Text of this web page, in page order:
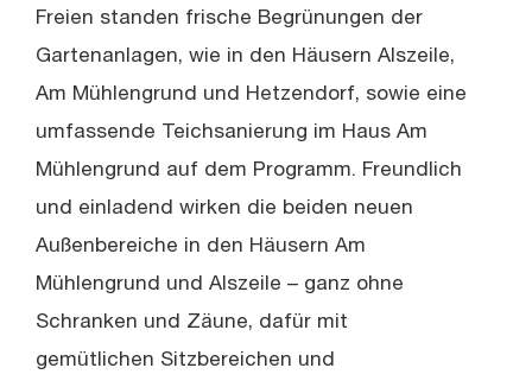
Freien standen frische Begrünungen der
Gartenanlagen, wie in den Häusern Alszeile,
Am Mühlengrund und Hetzendorf, sowie eine
umfassende Teichsanierung im Haus Am
Mühlengrund auf dem Programm. Freundlich
und einladend wirken die beiden neuen
Außenbereiche in den Häusern Am
Mühlengrund und Alszeile – ganz ohne
Schranken und Zäune, dafür mit
gemütlichen Sitzbereichen und